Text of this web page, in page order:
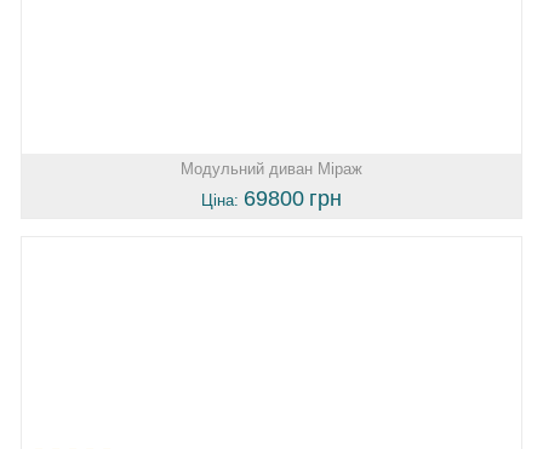
Модульний диван Міраж
Ціна: 69800 грн